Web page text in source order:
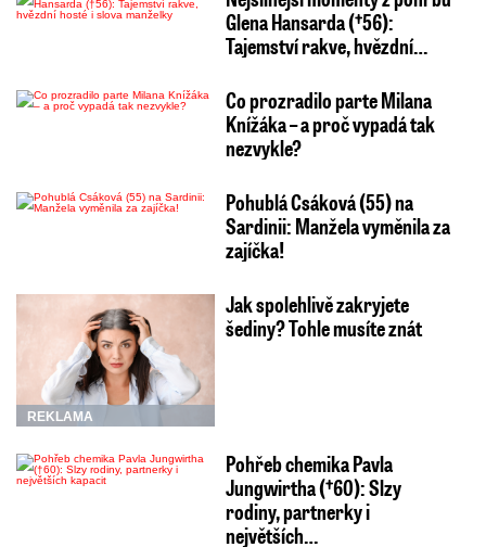
Glena Hansarda (†56):
Tajemství rakve, hvězdní…
Co prozradilo parte Milana
Knížáka – a proč vypadá tak
nezvykle?
Pohublá Csáková (55) na
Sardinii: Manžela vyměnila za
zajíčka!
REKLAMA
Jak spolehlivě zakryjete
šediny? Tohle musíte znát
Pohřeb chemika Pavla
Jungwirtha (†60): Slzy
rodiny, partnerky i
největších…